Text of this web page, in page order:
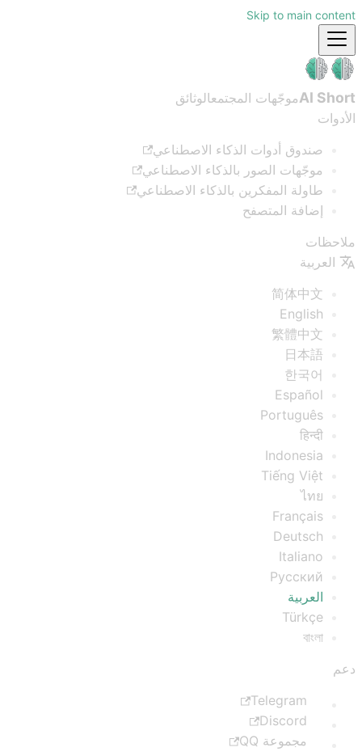
Skip to main content
AI Shortموجّهات المجتمعالوثائق
الأدوات
صندوق أدوات الذكاء الاصطناعي
موجّهات الصور بالذكاء الاصطناعي
طاولة المفكرين بالذكاء الاصطناعي
إضافة المتصفح
ملاحظات
العربية
简体中文
English
繁體中文
日本語
한국어
Español
Português
हिन्दी
Indonesia
Tiếng Việt
ไทย
Français
Deutsch
Italiano
Русский
العربية
Türkçe
বাংলা
دعم
Telegram
Discord
مجموعة QQ